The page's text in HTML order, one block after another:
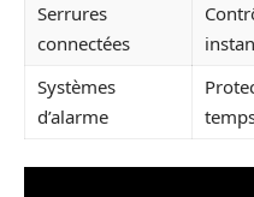
Serrures
connectées
Systèmes
d’alarme